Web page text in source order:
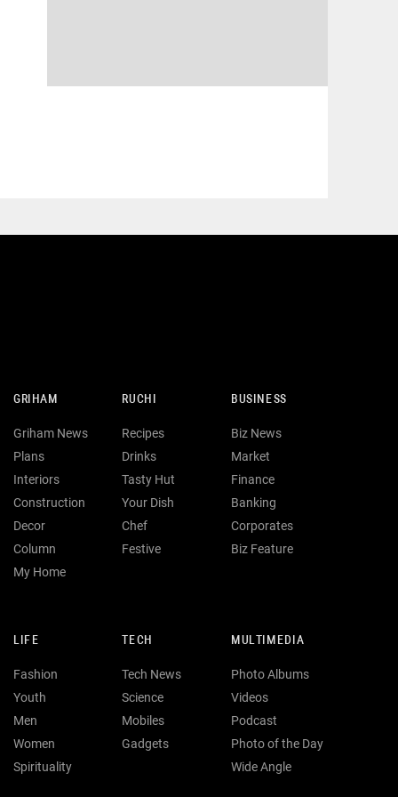
GRIHAM
Griham News
Plans
Interiors
Construction
Decor
Column
My Home
RUCHI
Recipes
Drinks
Tasty Hut
Your Dish
Chef
Festive
BUSINESS
Biz News
Market
Finance
Banking
Corporates
Biz Feature
LIFE
Fashion
Youth
Men
Women
Spirituality
TECH
Tech News
Science
Mobiles
Gadgets
MULTIMEDIA
Photo Albums
Videos
Podcast
Photo of the Day
Wide Angle